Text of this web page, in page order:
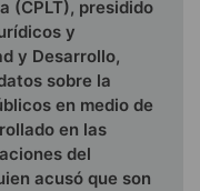
(CPLT), presidido
y
y Desarrollo,
sobre la
en medio de
en las
del
acusó que son